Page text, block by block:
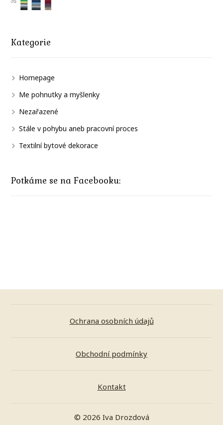
Kategorie
Homepage
Me pohnutky a myšlenky
Nezařazené
Stále v pohybu aneb pracovní proces
Textilní bytové dekorace
Potkáme se na Facebooku:
Ochrana osobních údajů
Obchodní podmínky
Kontakt
© 2026 Iva Drozdová